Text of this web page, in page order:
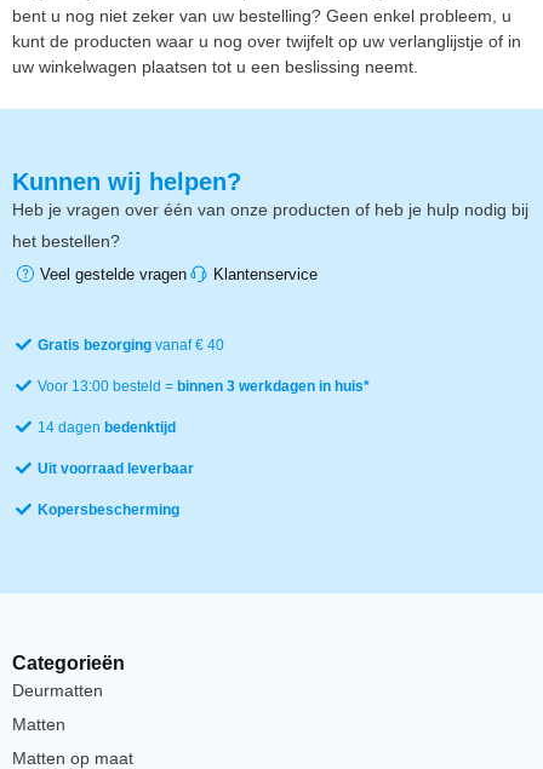
bent u nog niet zeker van uw bestelling? Geen enkel probleem, u
kunt de producten waar u nog over twijfelt op uw verlanglijstje of in
uw winkelwagen plaatsen tot u een beslissing neemt.
Kunnen wij helpen?
Heb je vragen over één van onze producten of heb je hulp nodig bij
het bestellen?
Veel gestelde vragen Klantenservice
Gratis bezorgingvanaf € 40
Voor 13:00 besteld =binnen 3 werkdagen in huis*
14 dagenbedenktijd
Uit voorraad leverbaar
Kopersbescherming
Categorieën
Deurmatten
Matten
Matten op maat